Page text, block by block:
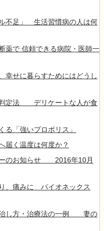
ル不足」 生活習慣病の人は何
薬で 信頼できる病院・医師一
幸せに暮らすためにはどうし
判定法 デリケートな人が食
る「強いプロポリス」
届く温度は何度か？
ーのお知らせ 2016年10月
、痛みに パイオネックス
治し方・治療法の一例 妻の